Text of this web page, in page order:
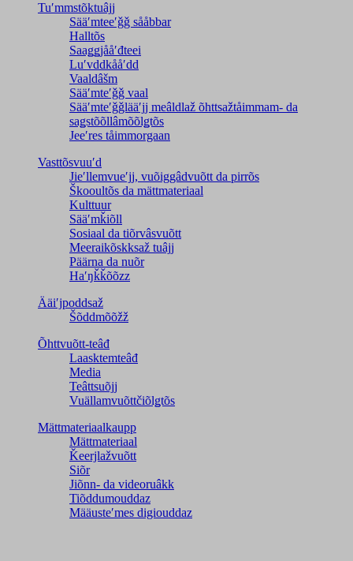
Tuʹmmstõktuâjj
Sääʹmteeʹǧǧ sååbbar
Halltõs
Saaǥǥjååʹđteei
Luʹvddkååʹdd
Vaaldâšm
Sääʹmteʹǧǧ vaal
Sääʹmteʹǧǧlääʹjj meâldlaž õhttsažtåimmam- da
saǥstõõllâmõõlǥtõs
Jeeʹres tåimmorgaan
Vasttõsvuuʹd
Jieʹllemvueʹjj, vuõiggâdvuõtt da pirrõs
Škooultõs da mättmateriaal
Kulttuur
Sääʹmǩiõll
Sosiaal da tiõrvâsvuõtt
Meeraikõskksaž tuâjj
Päärna da nuõr
Haʹŋǩǩõõzz
Ääiʹjpoddsaž
Šõddmõõžž
Õhttvuõtt-teâđ
Laasktemteâđ
Media
Teâttsuõjj
Vuällamvuõttčiõlǥtõs
Mättmateriaalkaupp
Mättmateriaal
Ǩeerjlažvuõtt
Siõr
Jiõnn- da videoruâkk
Tiõddumouddaz
Määusteʹmes digiouddaz